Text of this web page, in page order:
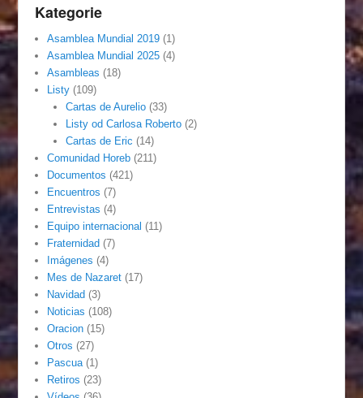
Kategorie
Asamblea Mundial 2019 (1)
Asamblea Mundial 2025 (4)
Asambleas (18)
Listy (109)
Cartas de Aurelio(33)
Listy od Carlosa Roberto(2)
Cartas de Eric (14)
Comunidad Horeb (211)
Documentos (421)
Encuentros (7)
Entrevistas (4)
Equipo internacional (11)
Fraternidad (7)
Imágenes (4)
Mes de Nazaret (17)
Navidad (3)
Noticias (108)
Oracion (15)
Otros (27)
Pascua (1)
Retiros (23)